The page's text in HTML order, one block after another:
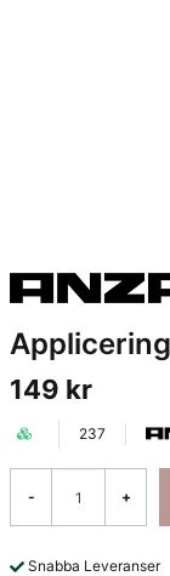
149 kr
237
- +
Snabba Leveranser